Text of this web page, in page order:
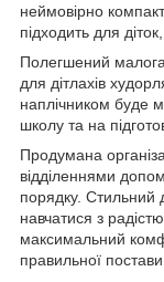
неймовірно
підходить для
Полегшений
для дітлахів
наплічником буде
школу та на
Продумана
відділеннями
порядку.
навчатися з
максимальний
правильної постави.